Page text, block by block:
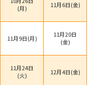
(月)
11月6日(金)
11月9日(月)
11月20日
(金)
11月24日
(火)
12月4日(金)